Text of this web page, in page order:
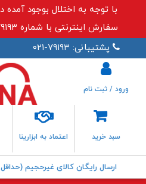
با توجه به اختلال بوجود
سفارش اینترنتی با شماره ۰۲۱۷۹۱۹۳ تماس حاصل نمایید
پشتیبانی: ۷۹۱۹۳-۰۲۱
سبد خرید اعتماد به ابزارینا
ورود / ثبت نام
ارسال رایگان کالای غیرحجیم (حداقل سفارش ۳۰